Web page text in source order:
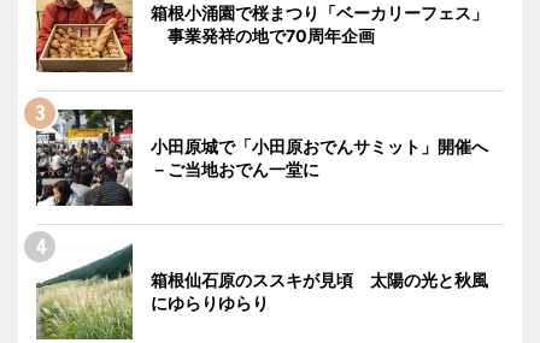
箱根小涌園で桜まつり「ベーカリーフェス」
事業発祥の地で70周年企画
小田原城で「小田原おでんサミット」開催へ
－ご当地おでん一堂に
箱根仙石原のススキが見頃 太陽の光と秋風
にゆらりゆらり